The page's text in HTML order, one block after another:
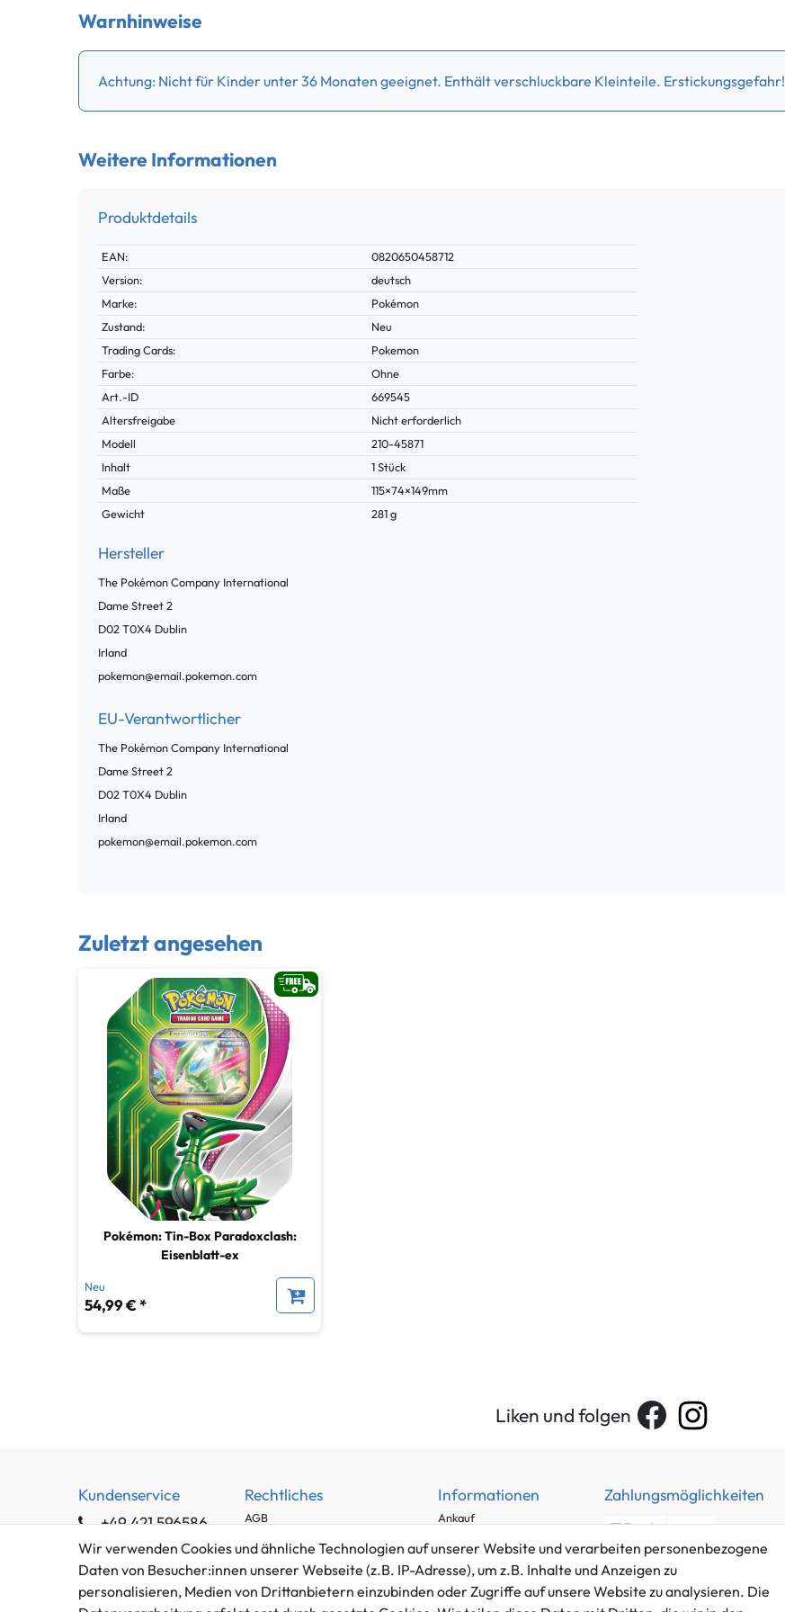
Warnhinweise
Achtung: Nicht für Kinder unter 36 Monaten geeignet. Enthält verschluckbare Kleinteile. Erstickungsgefahr!
Weitere Informationen
Produktdetails
Technisches
Merkmal
Wert
EAN:
0820650458712
Version:
deutsch
Marke:
Pokémon
Zustand:
Neu
Trading Cards:
Pokemon
Farbe:
Ohne
Technisches
Merkmal
Wert
Art.-ID
669545
Altersfreigabe
Nicht erforderlich
Modell
210-45871
Inhalt
1 Stück
Maße
115×74×149mm
Gewicht
281 g
Hersteller
The Pokémon Company International
Dame Street2
D02 T0X4 Dublin
Irland
pokemon@email.pokemon.com
EU-Verantwortlicher
The Pokémon Company International
Dame Street2
D02 T0X4 Dublin
Irland
pokemon@email.pokemon.com
Zuletzt angesehen
Pokémon: Tin-Box Paradoxclash:
Eisenblatt-ex
Neu
54,99 € *
Liken und folgen
Kundenservice
+49 421 596586
Mo. - Fr. 9 - 16 Uhr
info@gameworld.de
Kontaktformular
Rechtliches
AGB
Impressum
Datenschutzerklärung
Barrierefreiheitserklärung
Informationen
Ankauf
Häufig gestellte Fragen
Zahlung und Versand
Zahlungsmöglichkeiten
Mitglied im Händlerbund
Wir verwenden Cookies und ähnliche Technologien auf unserer Website und verarbeiten personenbezogene
Daten von Besucher:innen unserer Webseite (z.B. IP-Adresse), um z.B. Inhalte und Anzeigen zu
personalisieren, Medien von Drittanbietern einzubinden oder Zugriffe auf unsere Website zu analysieren. Die